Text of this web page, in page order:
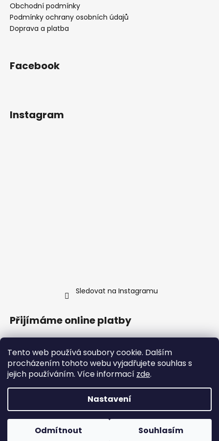
Tento web používá soubory cookie. Dalším
procházením tohoto webu vyjadřujete souhlas s
jejich používáním. Více informací zde.
Nastavení
Odmítnout Souhlasím
Obchodní podmínky
Podmínky ochrany osobních údajů
Doprava a platba
Facebook
Instagram
Sledovat na Instagramu
Přijímáme online platby
Copyright 2026Jimmy's Food . Všechna práva vyhrazena.